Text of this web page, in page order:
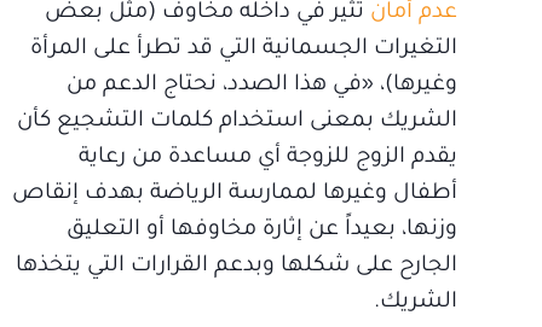
عدم أمان تثير في داخله مخاوف (مثل بعض
التغيرات الجسمانية التي قد تطرأ على المرأة
وغيرها)، «في هذا الصدد، نحتاج الدعم من
الشريك بمعنى استخدام كلمات التشجيع كأن
يقدم الزوج للزوجة أي مساعدة من رعاية
أطفال وغيرها لممارسة الرياضة بهدف إنقاص
وزنها، بعيداً عن إثارة مخاوفها أو التعليق
الجارح على شكلها وبدعم القرارات التي يتخذها
الشريك.